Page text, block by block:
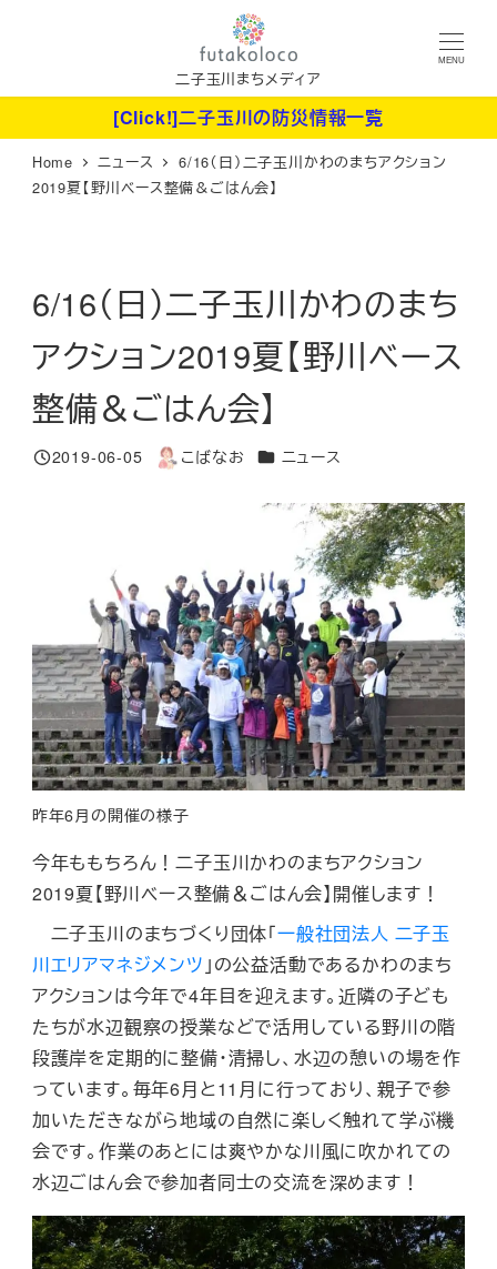
ン
二子玉川まちメディア
MENU
[Click!]二子玉川の防災情報一覧
Home ニュース
6/16（日）二子玉川かわのまちアクション
2019夏【野川ベース整備＆ごはん会】
6/16（日）二子玉川かわのまち
アクション2019夏【野川ベース
整備＆ごはん会】
投稿日
2019-06-05
著
こばなお カテゴリー
ニュース
昨年6月の開催の様子
今年ももちろん！二子玉川かわのまちアクション
2019夏【野川ベース整備＆ごはん会】開催します！
二子玉川のまちづくり団体「一般社団法人 二子玉
川エリアマネジメンツ 」の公益活動であるかわのまち
アクションは今年で4年目を迎えます。近隣の子ども
たちが水辺観察の授業などで活用している野川の階
段護岸を定期的に整備・清掃し、水辺の憩いの場を作
っています。毎年6月と11月に行っており、親子で参
加いただきながら地域の自然に楽しく触れて学ぶ機
会です。作業のあとには爽やかな川風に吹かれての
水辺ごはん会で参加者同士の交流を深めます！